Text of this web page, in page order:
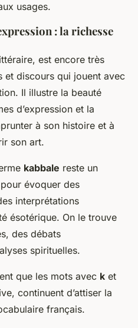
usages.
: la richesse
est encore très
et discours qui jouent avec
Il illustre la beauté
d’expression et la
à son histoire et à
son art.
kabbale reste un
évoquer des
interprétations
ésotérique. On le trouve
des débats
spirituelles.
que les mots avec k et
continuent d’attiser la
français.